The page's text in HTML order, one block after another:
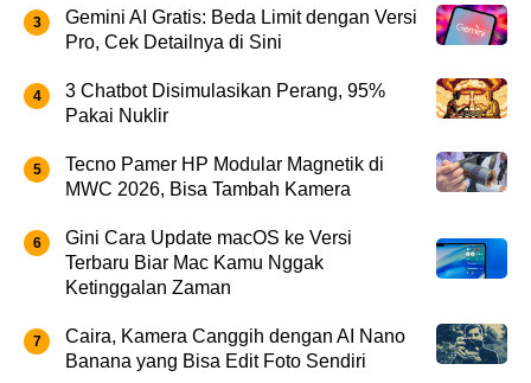
Gemini AI Gratis: Beda Limit dengan Versi
Pro, Cek Detailnya di Sini
3 Chatbot Disimulasikan Perang, 95%
Pakai Nuklir
Tecno Pamer HP Modular Magnetik di
MWC 2026, Bisa Tambah Kamera
Gini Cara Update macOS ke Versi
Terbaru Biar Mac Kamu Nggak
Ketinggalan Zaman
Caira, Kamera Canggih dengan AI Nano
Banana yang Bisa Edit Foto Sendiri